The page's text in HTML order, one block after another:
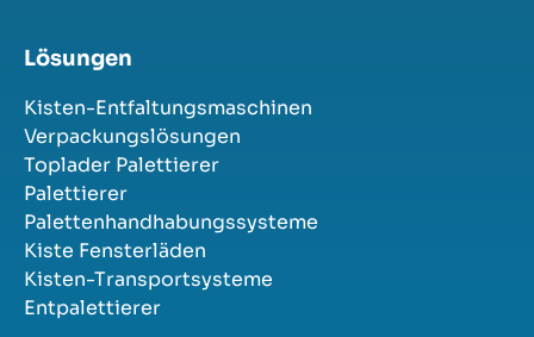
Lösungen
Kisten-Entfaltungsmaschinen
Verpackungslösungen
Toplader Palettierer
Palettierer
Palettenhandhabungssysteme
Kiste Fensterläden
Kisten-Transportsysteme
Entpalettierer